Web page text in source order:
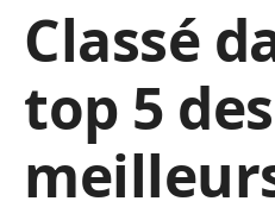
Classé
top 5 des